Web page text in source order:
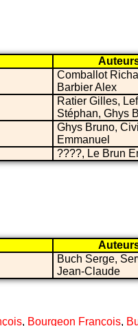
Comballot
Barbier Alex
Ratier Gilles,
Stéphan, Ghys
Ghys Bruno,
Emmanuel
????, Le Brun
Buch Serge,
Jean-Claude
, Bourgeon François,